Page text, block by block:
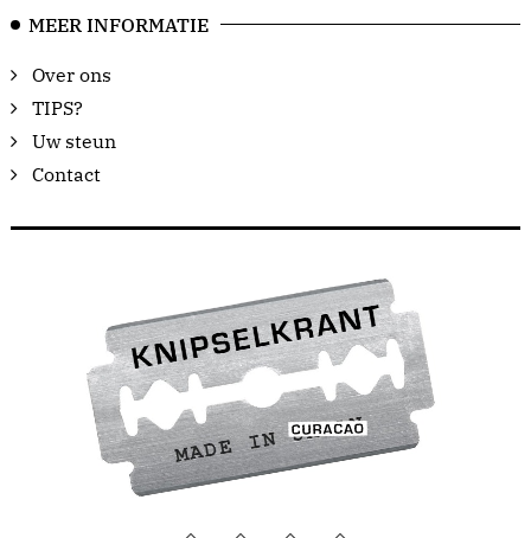
MEER INFORMATIE
Over ons
TIPS?
Uw steun
Contact